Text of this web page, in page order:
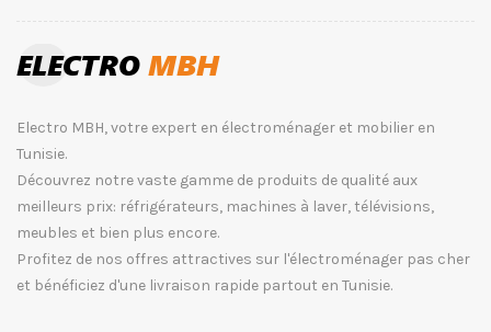
Electro MBH, votre expert en électroménager et mobilier en
Tunisie.
Découvrez notre vaste gamme de produits de qualité aux
meilleurs prix: réfrigérateurs, machines à laver, télévisions,
meubles et bien plus encore.
Profitez de nos offres attractives sur l'électroménager pas cher
et bénéficiez d'une livraison rapide partout en Tunisie.